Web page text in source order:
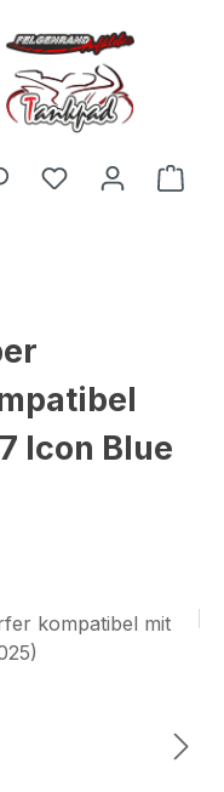
Du hast 0
Icon Blue